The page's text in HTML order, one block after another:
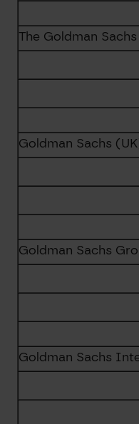
The Goldman
Goldman Sachs
Goldman Sachs
Goldman Sachs